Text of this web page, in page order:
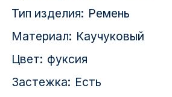
3-й Участок
52127 городок
Тип изделия: Ремень
Материал: Каучуковый
Цвет: фуксия
Застежка: Есть